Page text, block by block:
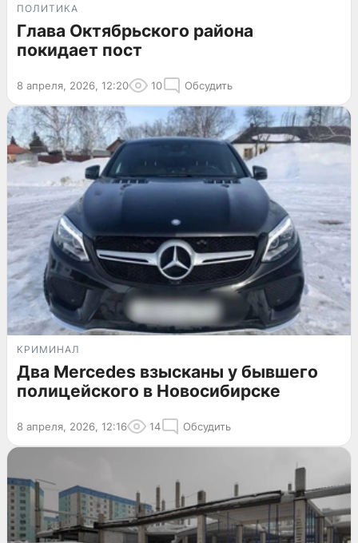
ПОЛИТИКА
Глава Октябрьского района
покидает пост
8 апреля, 2026, 12:20 10 Обсудить
КРИМИНАЛ
Два Mercedes взысканы у бывшего
полицейского в Новосибирске
8 апреля, 2026, 12:16 14 Обсудить